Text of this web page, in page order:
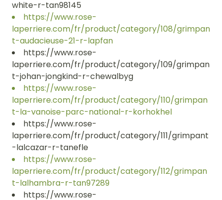
white-r-tan98145
https://www.rose-
laperriere.com/fr/product/category/108/grimpan
t-audacieuse-21-r-lapfan
https://www.rose-
laperriere.com/fr/product/category/109/grimpan
t-johan-jongkind-r-chewalbyg
https://www.rose-
laperriere.com/fr/product/category/110/grimpan
t-la-vanoise-parc-national-r-korhokhel
https://www.rose-
laperriere.com/fr/product/category/111/grimpant
-lalcazar-r-tanefle
https://www.rose-
laperriere.com/fr/product/category/112/grimpan
t-lalhambra-r-tan97289
https://www.rose-